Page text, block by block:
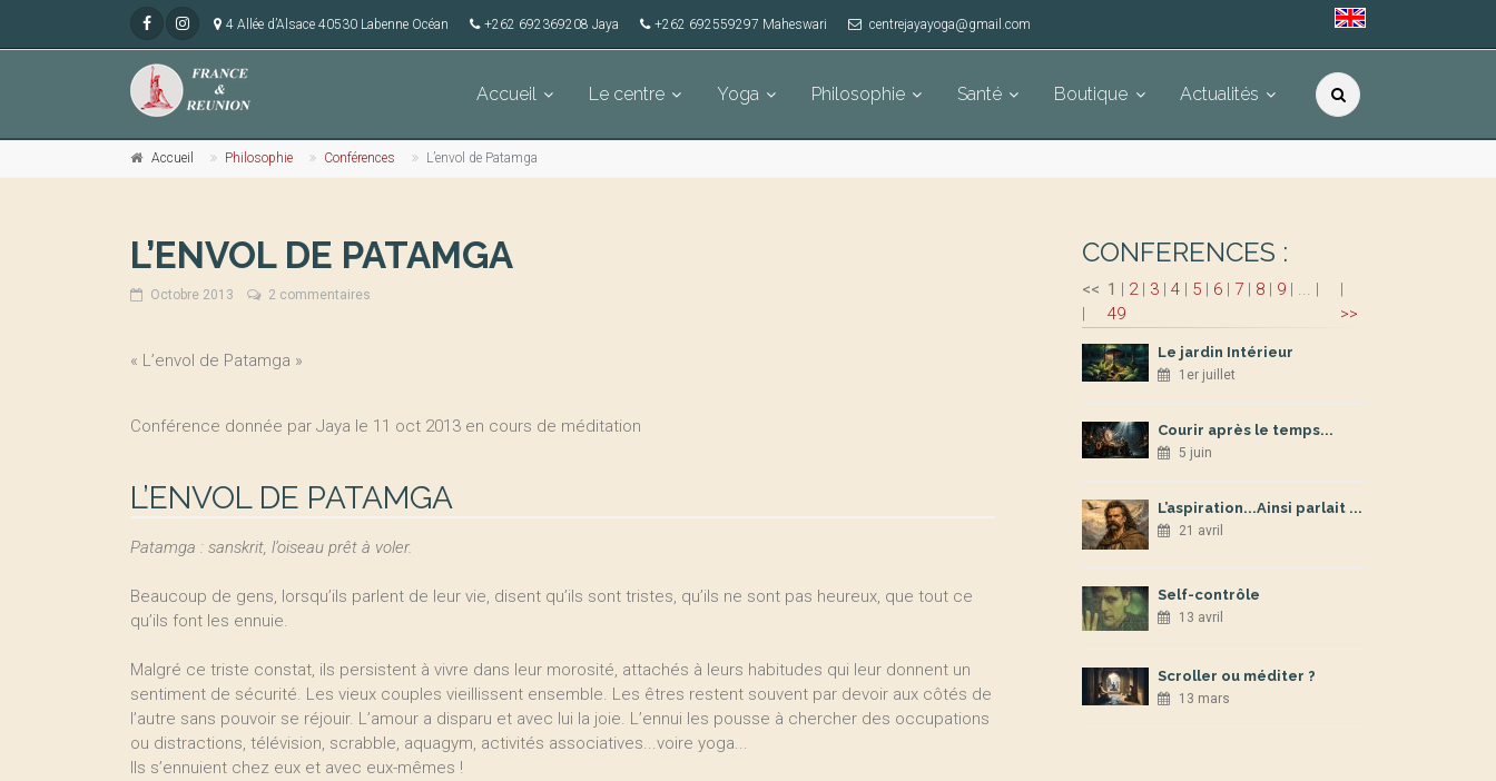
4 Allée d’Alsace 40530 Labenne Océan +262 692369208 Jaya +262 692559297 Maheswari centrejayayoga@gmail.com
Accueil Le centre Yoga Philosophie Santé Boutique Actualités
Accueil Philosophie Conférences L’envol de Patamga
L’ENVOL DE PATAMGA
Octobre 2013 2 commentaires
« L’envol de Patamga »
Conférence donnée par Jaya le 11 oct 2013 en cours de méditation
L’ENVOL DE PATAMGA
Patamga : sanskrit, l’oiseau prêt à voler.
Beaucoup de gens, lorsqu’ils parlent de leur vie, disent qu’ils sont tristes, qu’ils ne sont pas heureux, que tout ce
qu’ils font les ennuie.
Malgré ce triste constat, ils persistent à vivre dans leur morosité, attachés à leurs habitudes qui leur donnent un
sentiment de sécurité. Les vieux couples vieillissent ensemble. Les êtres restent souvent par devoir aux côtés de
l’autre sans pouvoir se réjouir. L’amour a disparu et avec lui la joie. L’ennui les pousse à chercher des occupations
ou distractions, télévision, scrabble, aquagym, activités associatives...voire yoga...
Ils s’ennuient chez eux et avec eux-mêmes !
CONFERENCES :
<<
|
1 | 2| 3| 4| 5| 6| 7| 8| 9| ... |
49
|
>>
Le jardin Intérieur
1er juillet
Courir après le temps...
5 juin
L’aspiration...Ainsi parlait ...
21 avril
Self-contrôle
13 avril
Scroller ou méditer ?
13 mars